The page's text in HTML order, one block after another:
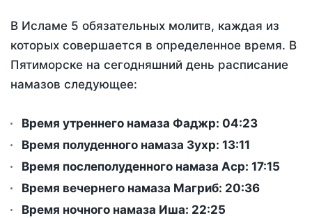
В Исламе 5 обязательных молитв, каждая из
которых совершается в определенное время. В
Пятиморске на сегодняшний день расписание
намазов следующее:
Время утреннего намаза Фаджр: 04:23
Время полуденного намаза Зухр: 13:11
Время послеполуденного намаза Аср: 17:15
Время вечернего намаза Магриб: 20:36
Время ночного намаза Иша: 22:25